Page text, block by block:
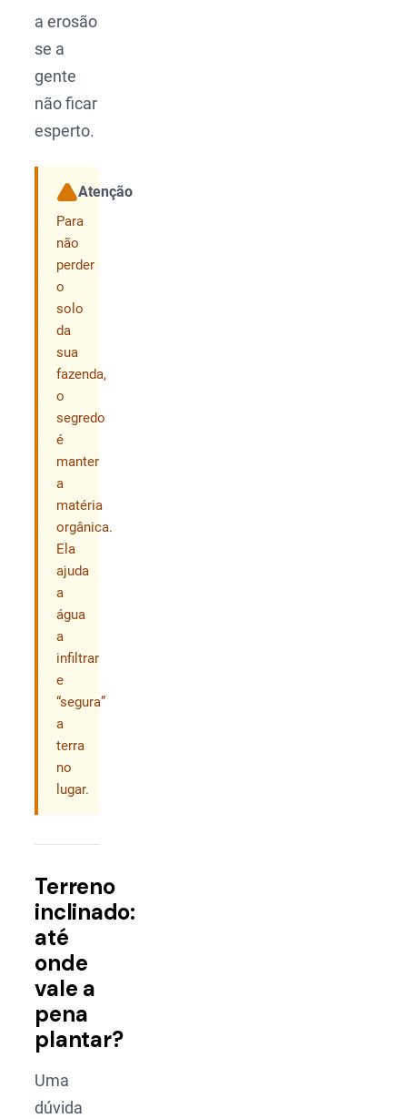
a erosão
se a
gente
não ficar
esperto.
Atenção
Para
não
perder
o
solo
da
sua
fazenda,
o
segredo
é
manter
a
matéria
orgânica.
Ela
ajuda
a
água
a
infiltrar
e
“segura”
a
terra
no
lugar.
Terreno
inclinado:
até
onde
vale a
pena
plantar?
Uma
dúvida